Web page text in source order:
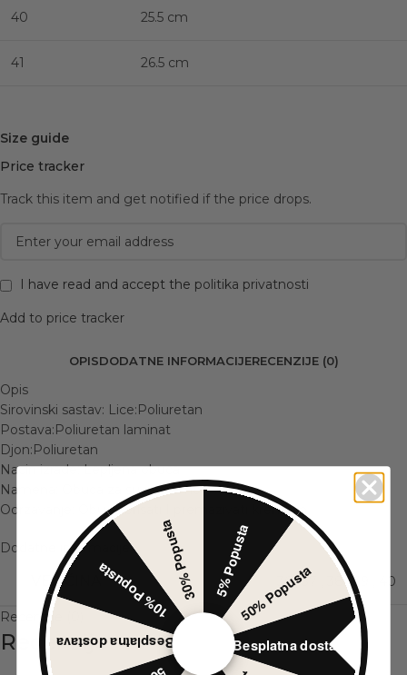
40 25.5 cm
41 26.5 cm
Size guide
Price tracker
Track this item and get notified if the price drops.
I have read and accept the politika privatnosti
Add to price tracker
OPISDODATNE INFORMACIJERECENZIJE (0)
Opis
Sirovinski sastav: Lice:Poliuretan
Postava:Poliuretan laminat
Djon:Poliuretan
Nacin izrade: Lepljena obuca
Namena: Obuca za suvo vreme
Odrzavanje: Obucu brisati I premazivati kremom
Dodatne informacije
VELIČINA 36 ,37 38 ,39 40
Recenzije (0)
Recenzije
5% Popusta50% Popusta
Besplatna dostava
Besplatna dostava
10% Popusta30% Popusta